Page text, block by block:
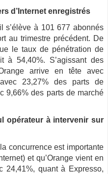
d’Internet enregistrés
s’élève à 101 677 abonnés
au trimestre précédent. De
le taux de pénétration de
à 54,40%. S’agissant des
arrive en tête avec
23,27% des parts de
9,66% des parts de marché
opérateur à intervenir sur
concurrence est importante
et qu’Orange vient en
24,41%, quant à Expresso,